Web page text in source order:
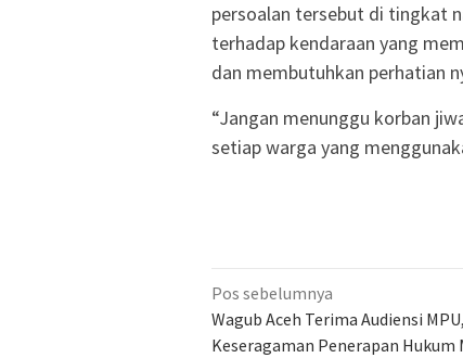
persoalan tersebut di tingkat
terhadap kendaraan yang
dan membutuhkan perhatian
“Jangan menunggu korban
setiap warga yang
Navigasi
pos
Pos sebelumnya
Wagub Aceh Terima Audiensi
Keseragaman Penerapan Hukum